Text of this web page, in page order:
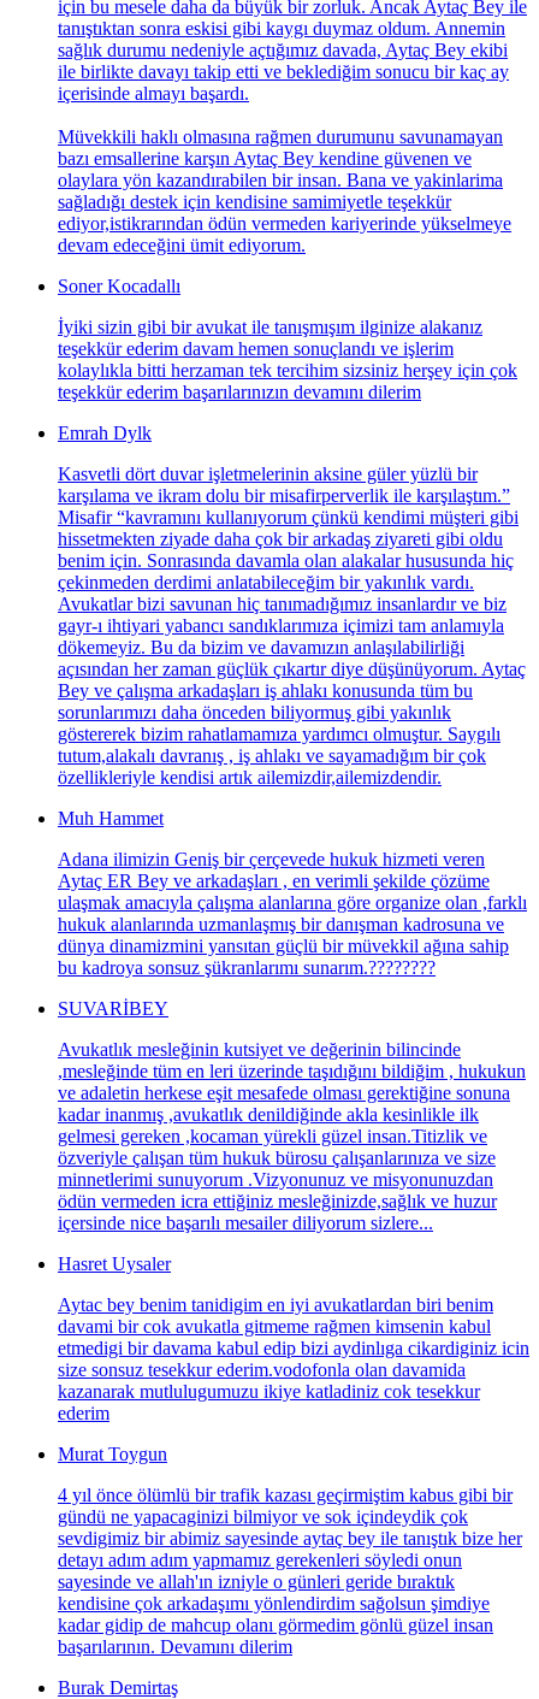
için bu mesele daha da büyük bir zorluk. Ancak Aytaç Bey ile
tanıştıktan sonra eskisi gibi kaygı duymaz oldum. Annemin
sağlık durumu nedeniyle açtığımız davada, Aytaç Bey ekibi
ile birlikte davayı takip etti ve beklediğim sonucu bir kaç ay
içerisinde almayı başardı.
Müvekkili haklı olmasına rağmen durumunu savunamayan
bazı emsallerine karşın Aytaç Bey kendine güvenen ve
olaylara yön kazandırabilen bir insan. Bana ve yakinlarima
sağladığı destek için kendisine samimiyetle teşekkür
ediyor,istikrarından ödün vermeden kariyerinde yükselmeye
devam edeceğini ümit ediyorum.
Soner Kocadallı
İyiki sizin gibi bir avukat ile tanışmışım ilginize alakanız
teşekkür ederim davam hemen sonuçlandı ve işlerim
kolaylıkla bitti herzaman tek tercihim sizsiniz herşey için çok
teşekkür ederim başarılarınızın devamını dilerim
Emrah Dylk
Kasvetli dört duvar işletmelerinin aksine güler yüzlü bir
karşılama ve ikram dolu bir misafirperverlik ile karşılaştım.”
Misafir “kavramını kullanıyorum çünkü kendimi müşteri gibi
hissetmekten ziyade daha çok bir arkadaş ziyareti gibi oldu
benim için. Sonrasında davamla olan alakalar hususunda hiç
çekinmeden derdimi anlatabileceğim bir yakınlık vardı.
Avukatlar bizi savunan hiç tanımadığımız insanlardır ve biz
gayr-ı ihtiyari yabancı sandıklarımıza içimizi tam anlamıyla
dökemeyiz. Bu da bizim ve davamızın anlaşılabilirliği
açısından her zaman güçlük çıkartır diye düşünüyorum. Aytaç
Bey ve çalışma arkadaşları iş ahlakı konusunda tüm bu
sorunlarımızı daha önceden biliyormuş gibi yakınlık
göstererek bizim rahatlamamıza yardımcı olmuştur. Saygılı
tutum,alakalı davranış , iş ahlakı ve sayamadığım bir çok
özellikleriyle kendisi artık ailemizdir,ailemizdendir.
Muh Hammet
Adana ilimizin Geniş bir çerçevede hukuk hizmeti veren
Aytaç ER Bey ve arkadaşları , en verimli şekilde çözüme
ulaşmak amacıyla çalışma alanlarına göre organize olan ,farklı
hukuk alanlarında uzmanlaşmış bir danışman kadrosuna ve
dünya dinamizmini yansıtan güçlü bir müvekkil ağına sahip
bu kadroya sonsuz şükranlarımı sunarım.????????
SUVARİBEY
Avukatlık mesleğinin kutsiyet ve değerinin bilincinde
,mesleğinde tüm en leri üzerinde taşıdığını bildiğim , hukukun
ve adaletin herkese eşit mesafede olması gerektiğine sonuna
kadar inanmış ,avukatlık denildiğinde akla kesinlikle ilk
gelmesi gereken ,kocaman yürekli güzel insan.Titizlik ve
özveriyle çalışan tüm hukuk bürosu çalışanlarınıza ve size
minnetlerimi sunuyorum .Vizyonunuz ve misyonunuzdan
ödün vermeden icra ettiğiniz mesleğinizde,sağlık ve huzur
içersinde nice başarılı mesailer diliyorum sizlere...
Hasret Uysaler
Aytac bey benim tanidigim en iyi avukatlardan biri benim
davami bir cok avukatla gitmeme rağmen kimsenin kabul
etmedigi bir davama kabul edip bizi aydinlıga cikardiginiz icin
size sonsuz tesekkur ederim.vodofonla olan davamida
kazanarak mutlulugumuzu ikiye katladiniz cok tesekkur
ederim
Murat Toygun
4 yıl önce ölümlü bir trafik kazası geçirmiştim kabus gibi bir
gündü ne yapacaginizi bilmiyor ve sok içindeydik çok
sevdigimiz bir abimiz sayesinde aytaç bey ile tanıştık bize her
detayı adım adım yapmamız gerekenleri söyledi onun
sayesinde ve allah'ın izniyle o günleri geride bıraktık
kendisine çok arkadaşımı yönlendirdim sağolsun şimdiye
kadar gidip de mahcup olanı görmedim gönlü güzel insan
başarılarının. Devamını dilerim
Burak Demirtaş